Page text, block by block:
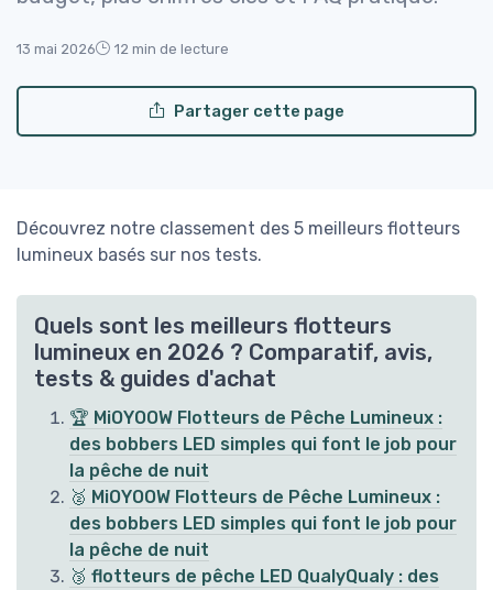
13 mai 2026 12 min de lecture
Partager cette page
Découvrez notre classement des 5 meilleurs flotteurs
lumineux basés sur nos tests.
Quels sont les meilleurs flotteurs
lumineux en 2026 ? Comparatif, avis,
tests & guides d'achat
🏆 MiOYOOW Flotteurs de Pêche Lumineux :
des bobbers LED simples qui font le job pour
la pêche de nuit
🥈 MiOYOOW Flotteurs de Pêche Lumineux :
des bobbers LED simples qui font le job pour
la pêche de nuit
🥉 flotteurs de pêche LED QualyQualy : des